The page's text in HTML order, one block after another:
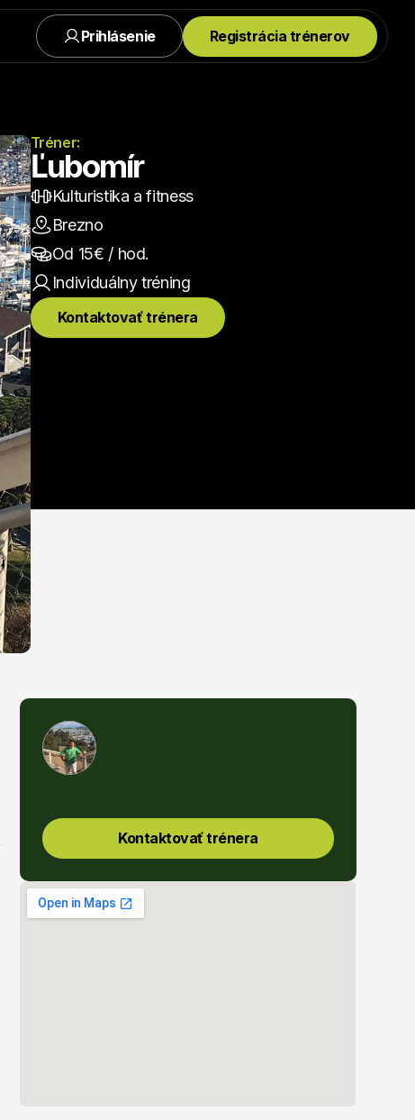
Tréner:
Ľubomír
Kulturistika a fitness
Brezno
Od 15€ / hod.
Individuálny tréning
Kontaktovať trénera
Kontaktovať trénera
Prihlásenie Registrácia trénerov